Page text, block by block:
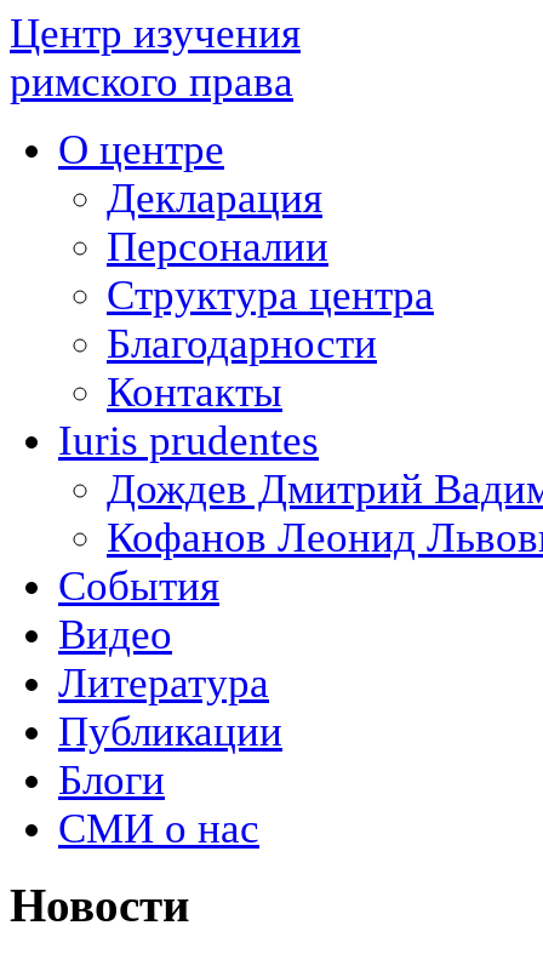
Центр изучения
римского права
О центре
Декларация
Персоналии
Структура центра
Благодарности
Контакты
Iuris prudentes
Дождев Дмитрий
Кофанов Леонид
События
Видео
Литература
Публикации
Блоги
СМИ о нас
Новости